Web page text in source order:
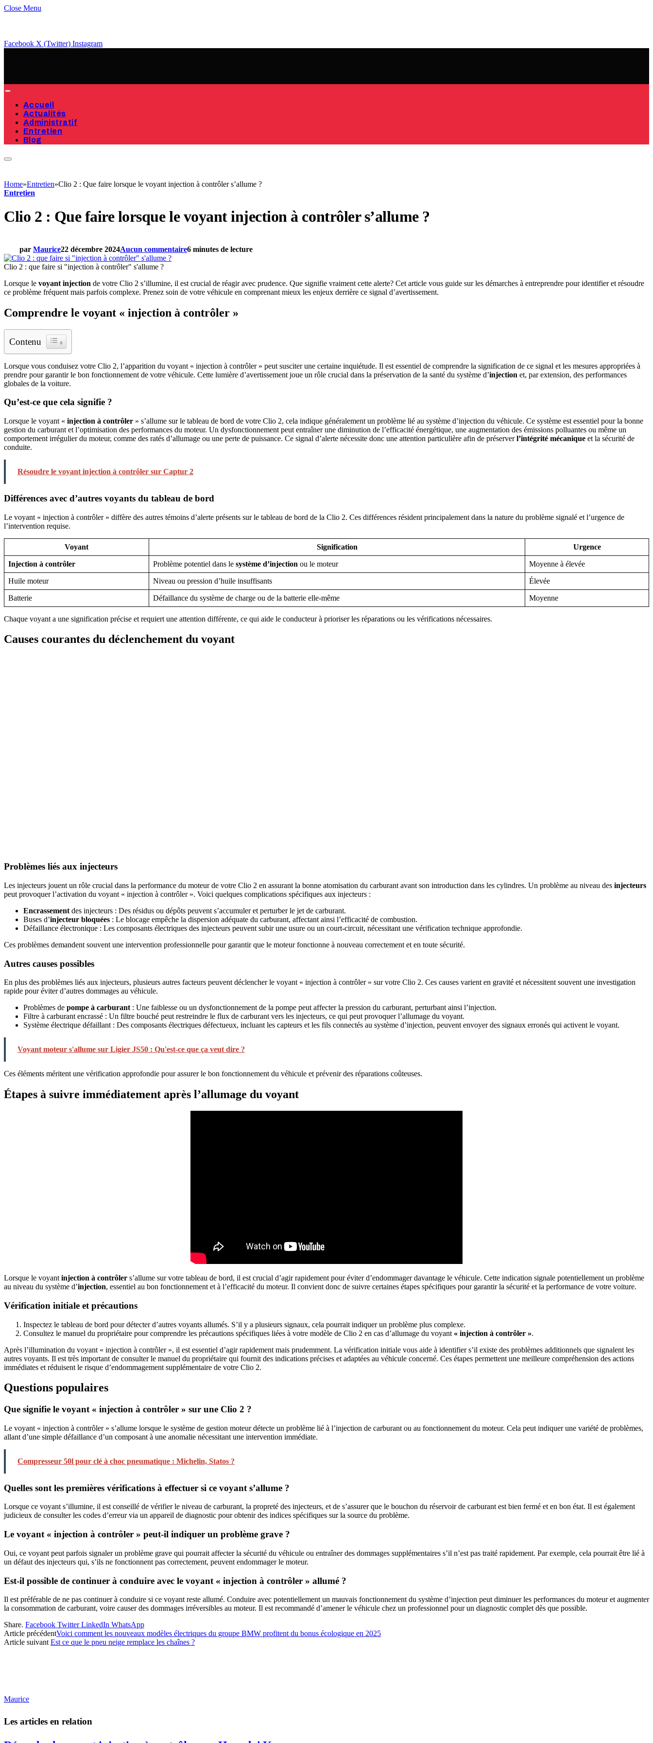
Close Menu
Facebook X (Twitter) Instagram
Accueil
Actualités
Administratif
Entretien
Blog
Home»Entretien»Clio 2 : Que faire lorsque le voyant injection à contrôler s’allume ?
Entretien
Clio 2 : Que faire lorsque le voyant injection à contrôler s’allume ?
par Maurice22 décembre 2024Aucun commentaire6 minutes de lecture
Clio 2 : que faire si "injection à contrôler" s'allume ?
Lorsque le voyant injection de votre Clio 2 s’illumine, il est crucial de réagir avec prudence. Que signifie vraiment cette alerte? Cet article vous guide sur les démarches à entreprendre pour identifier et résoudre
ce problème fréquent mais parfois complexe. Prenez soin de votre véhicule en comprenant mieux les enjeux derrière ce signal d’avertissement.
Comprendre le voyant « injection à contrôler »
Contenu
Lorsque vous conduisez votre Clio 2, l’apparition du voyant « injection à contrôler » peut susciter une certaine inquiétude. Il est essentiel de comprendre la signification de ce signal et les mesures appropriées à
prendre pour garantir le bon fonctionnement de votre véhicule. Cette lumière d’avertissement joue un rôle crucial dans la préservation de la santé du système d’injection et, par extension, des performances
globales de la voiture.
Qu’est-ce que cela signifie ?
Lorsque le voyant « injection à contrôler » s’allume sur le tableau de bord de votre Clio 2, cela indique généralement un problème lié au système d’injection du véhicule. Ce système est essentiel pour la bonne
gestion du carburant et l’optimisation des performances du moteur. Un dysfonctionnement peut entraîner une diminution de l’efficacité énergétique, une augmentation des émissions polluantes ou même un
comportement irrégulier du moteur, comme des ratés d’allumage ou une perte de puissance. Ce signal d’alerte nécessite donc une attention particulière afin de préserverl’intégrité mécanique et la sécurité de
conduite.
Résoudre le voyant injection à contrôler sur Captur 2
Différences avec d’autres voyants du tableau de bord
Le voyant « injection à contrôler » diffère des autres témoins d’alerte présents sur le tableau de bord de la Clio 2. Ces différences résident principalement dans la nature du problème signalé et l’urgence de
l’intervention requise.
Voyant Signification Urgence
Injection à contrôler Problème potentiel dans le système d’injection ou le moteur Moyenne à élevée
Huile moteur Niveau ou pression d’huile insuffisants Élevée
Batterie Défaillance du système de charge ou de la batterie elle-même Moyenne
Chaque voyant a une signification précise et requiert une attention différente, ce qui aide le conducteur à prioriser les réparations ou les vérifications nécessaires.
Causes courantes du déclenchement du voyant
Problèmes liés aux injecteurs
Les injecteurs jouent un rôle crucial dans la performance du moteur de votre Clio 2 en assurant la bonne atomisation du carburant avant son introduction dans les cylindres. Un problème au niveau des injecteurs
peut provoquer l’activation du voyant « injection à contrôler ». Voici quelques complications spécifiques aux injecteurs :
Encrassement des injecteurs : Des résidus ou dépôts peuvent s’accumuler et perturber le jet de carburant.
Buses d’injecteur bloquées : Le blocage empêche la dispersion adéquate du carburant, affectant ainsi l’efficacité de combustion.
Défaillance électronique : Les composants électriques des injecteurs peuvent subir une usure ou un court-circuit, nécessitant une vérification technique approfondie.
Ces problèmes demandent souvent une intervention professionnelle pour garantir que le moteur fonctionne à nouveau correctement et en toute sécurité.
Autres causes possibles
En plus des problèmes liés aux injecteurs, plusieurs autres facteurs peuvent déclencher le voyant « injection à contrôler » sur votre Clio 2. Ces causes varient en gravité et nécessitent souvent une investigation
rapide pour éviter d’autres dommages au véhicule.
Problèmes de pompe à carburant : Une faiblesse ou un dysfonctionnement de la pompe peut affecter la pression du carburant, perturbant ainsi l’injection.
Filtre à carburant encrassé : Un filtre bouché peut restreindre le flux de carburant vers les injecteurs, ce qui peut provoquer l’allumage du voyant.
Système électrique défaillant : Des composants électriques défectueux, incluant les capteurs et les fils connectés au système d’injection, peuvent envoyer des signaux erronés qui activent le voyant.
Voyant moteur s'allume sur Ligier JS50 : Qu'est-ce que ça veut dire ?
Ces éléments méritent une vérification approfondie pour assurer le bon fonctionnement du véhicule et prévenir des réparations coûteuses.
Étapes à suivre immédiatement après l’allumage du voyant
Lorsque le voyant injection à contrôler s’allume sur votre tableau de bord, il est crucial d’agir rapidement pour éviter d’endommager davantage le véhicule. Cette indication signale potentiellement un problème
au niveau du système d’injection, essentiel au bon fonctionnement et à l’efficacité du moteur. Il convient donc de suivre certaines étapes spécifiques pour garantir la sécurité et la performance de votre voiture.
Vérification initiale et précautions
Inspectez le tableau de bord pour détecter d’autres voyants allumés. S’il y a plusieurs signaux, cela pourrait indiquer un problème plus complexe.
Consultez le manuel du propriétaire pour comprendre les précautions spécifiques liées à votre modèle de Clio 2 en cas d’allumage du voyant « injection à contrôler ».
Après l’illumination du voyant « injection à contrôler », il est essentiel d’agir rapidement mais prudemment. La vérification initiale vous aide à identifier s’il existe des problèmes additionnels que signalent les
autres voyants. Il est très important de consulter le manuel du propriétaire qui fournit des indications précises et adaptées au véhicule concerné. Ces étapes permettent une meilleure compréhension des actions
immédiates et réduisent le risque d’endommagement supplémentaire de votre Clio 2.
Questions populaires
Que signifie le voyant « injection à contrôler » sur une Clio 2 ?
Le voyant « injection à contrôler » s’allume lorsque le système de gestion moteur détecte un problème lié à l’injection de carburant ou au fonctionnement du moteur. Cela peut indiquer une variété de problèmes,
allant d’une simple défaillance d’un composant à une anomalie nécessitant une intervention immédiate.
Compresseur 50l pour clé à choc pneumatique : Michelin, Statos ?
Quelles sont les premières vérifications à effectuer si ce voyant s’allume ?
Lorsque ce voyant s’illumine, il est conseillé de vérifier le niveau de carburant, la propreté des injecteurs, et de s’assurer que le bouchon du réservoir de carburant est bien fermé et en bon état. Il est également
judicieux de consulter les codes d’erreur via un appareil de diagnostic pour obtenir des indices spécifiques sur la source du problème.
Le voyant « injection à contrôler » peut-il indiquer un problème grave ?
Oui, ce voyant peut parfois signaler un problème grave qui pourrait affecter la sécurité du véhicule ou entraîner des dommages supplémentaires s’il n’est pas traité rapidement. Par exemple, cela pourrait être lié à
un défaut des injecteurs qui, s’ils ne fonctionnent pas correctement, peuvent endommager le moteur.
Est-il possible de continuer à conduire avec le voyant « injection à contrôler » allumé ?
Il est préférable de ne pas continuer à conduire si ce voyant reste allumé. Conduire avec potentiellement un mauvais fonctionnement du système d’injection peut diminuer les performances du moteur et augmenter
la consommation de carburant, voire causer des dommages irréversibles au moteur. Il est recommandé d’amener le véhicule chez un professionnel pour un diagnostic complet dès que possible.
Share. Facebook Twitter LinkedIn WhatsApp
Article précédentVoici comment les nouveaux modèles électriques du groupe BMW profitent du bonus écologique en 2025
Article suivant Est ce que le pneu neige remplace les chaînes ?
Maurice
Les articles en relation